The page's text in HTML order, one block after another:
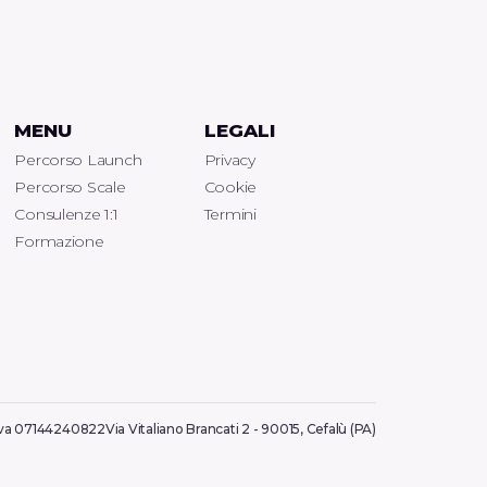
MENU
Percorso Launch
Percorso Scale
Consulenze 1:1
Formazione
LEGALI
Privacy
Cookie
Termini
07144240822Via Vitaliano Brancati 2 - 90015, Cefalù (PA)